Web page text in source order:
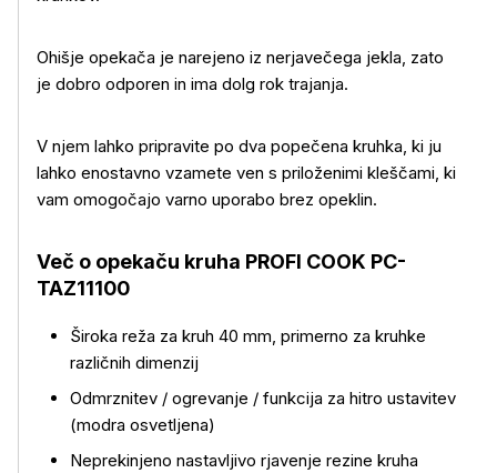
Več o izdelku
Ohišje opekača je narejeno iz nerjavečega jekla, zato
je dobro odporen in ima dolg rok trajanja.
V njem lahko pripravite po dva popečena kruhka, ki ju
lahko enostavno vzamete ven s priloženimi kleščami, ki
vam omogočajo varno uporabo brez opeklin.
Več o opekaču kruha PROFI COOK PC-
TAZ11100
Široka reža za kruh 40 mm, primerno za kruhke
različnih dimenzij
Odmrznitev / ogrevanje / funkcija za hitro ustavitev
(modra osvetljena)
Neprekinjeno nastavljivo rjavenje rezine kruha